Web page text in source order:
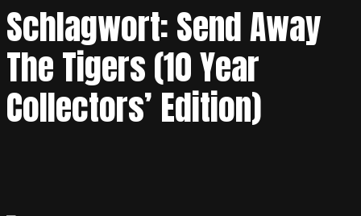
Schlagwort:Send Away
The Tigers (10 Year
Collectors’ Edition)